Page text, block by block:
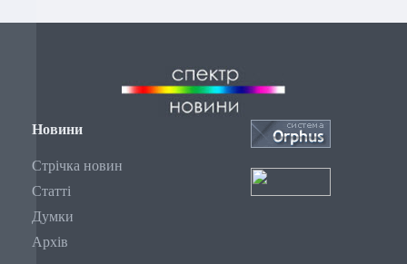
Новини
Стрічка новин
Статті
Думки
Архів